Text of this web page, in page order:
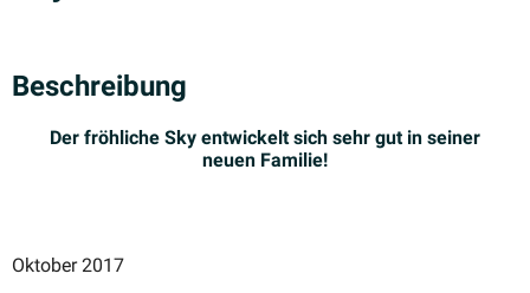
Beschreibung
Der fröhliche Sky entwi­ckelt sich sehr gut in seiner
neuen Familie!
Oktober 2017